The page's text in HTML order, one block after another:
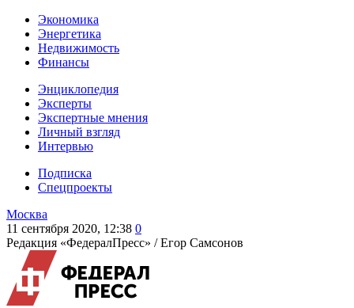
Экономика
Энергетика
Недвижимость
Финансы
Энциклопедия
Эксперты
Экспертные мнения
Личный взгляд
Интервью
Подписка
Спецпроекты
Москва
11 сентября 2020, 12:38 0
Редакция «ФедералПресс» /Егор Самсонов